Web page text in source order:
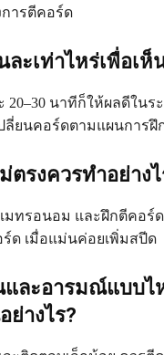
ารตีคอร์ด
ะเท่าไหร่เพื่อเห็
20–30 นาทีก็ให้ผลดีในร
ลี่ยนคอร์ดตามแผนการฝึ
ตรงควรทำอย่างไ
มทรอนอม และฝึกตีคอร์
ด เมื่อแม่นค่อยเพิ่มสปีด
และอารมณ์แบบไ
ย่างไร?